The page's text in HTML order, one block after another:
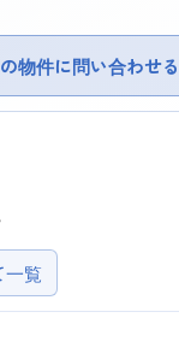
物件に問い合わせる
一覧